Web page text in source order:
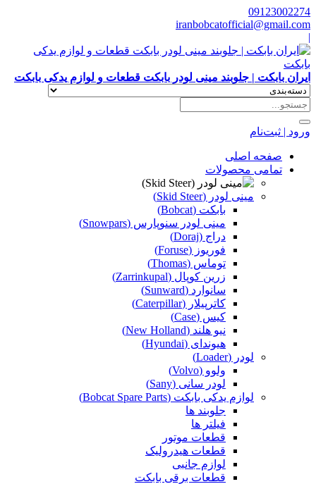
09123002274
iranbobcatofficial@gmail.com
|
ایران بابکت | جلوبند مینی لودر بابکت قطعات و لوازم یدکی بابکت
ورود | ثبت‌نام
صفحه اصلی
تمامی محصولات
مینی لودر (Skid Steer)
بابکت (Bobcat)
مینی لودر سنوپارس (Snowpars)
دراج (Doraj)
فوریوز (Foruse)
توماس (Thomas)
زرین کوپال (Zarrinkupal)
سانوارد (Sunward)
کاترپیلار (Caterpillar)
کیس (Case)
نیو هلند (New Holland)
هیوندای (Hyundai)
لودر (Loader)
ولوو (Volvo)
لودر سانی (Sany)
لوازم یدکی بابکت (Bobcat Spare Parts)
جلوبند ها
فیلتر ها
قطعات موتور
قطعات هیدرولیک
لوازم جانبی
قطعات برقی بابکت